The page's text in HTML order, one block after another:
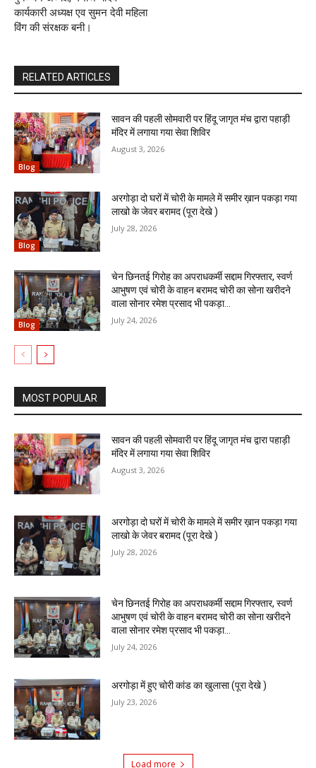
कार्यकारी अध्यक्ष एव सुमन देवी महिला
विंग की संरक्षक बनी।
RELATED ARTICLES
Blog
सावन की पहली सोमवारी पर हिंदू जागृत मंच द्वारा पहाड़ी
मंदिर में लगाया गया सेवा शिविर
August 3, 2026
Blog
अरगोड़ा दो घरों में चोरी के मामले में समीर ख़ान पकड़ा गया
लाखो के जेवर बरामद (पूरा देखे )
July 28, 2026
Blog
चेन छिनतई गिरोह का अपराधकर्मी सद्दाम गिरफ्तार, स्वर्ण
आभुषण एवं चोरी के वाहन बरामद चोरी का सोना खरीदने
वाला सोनार रमेश प्रसाद भी पकड़ा...
July 24, 2026
MOST POPULAR
सावन की पहली सोमवारी पर हिंदू जागृत मंच द्वारा पहाड़ी
मंदिर में लगाया गया सेवा शिविर
August 3, 2026
अरगोड़ा दो घरों में चोरी के मामले में समीर ख़ान पकड़ा गया
लाखो के जेवर बरामद (पूरा देखे )
July 28, 2026
चेन छिनतई गिरोह का अपराधकर्मी सद्दाम गिरफ्तार, स्वर्ण
आभुषण एवं चोरी के वाहन बरामद चोरी का सोना खरीदने
वाला सोनार रमेश प्रसाद भी पकड़ा...
July 24, 2026
अरगोड़ा में हुए चोरी कांड का खुलासा (पूरा देखे )
July 23, 2026
Load more